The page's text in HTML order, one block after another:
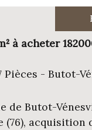
à acheter
Pièces - Butot-
de Butot-
(76), acquisition